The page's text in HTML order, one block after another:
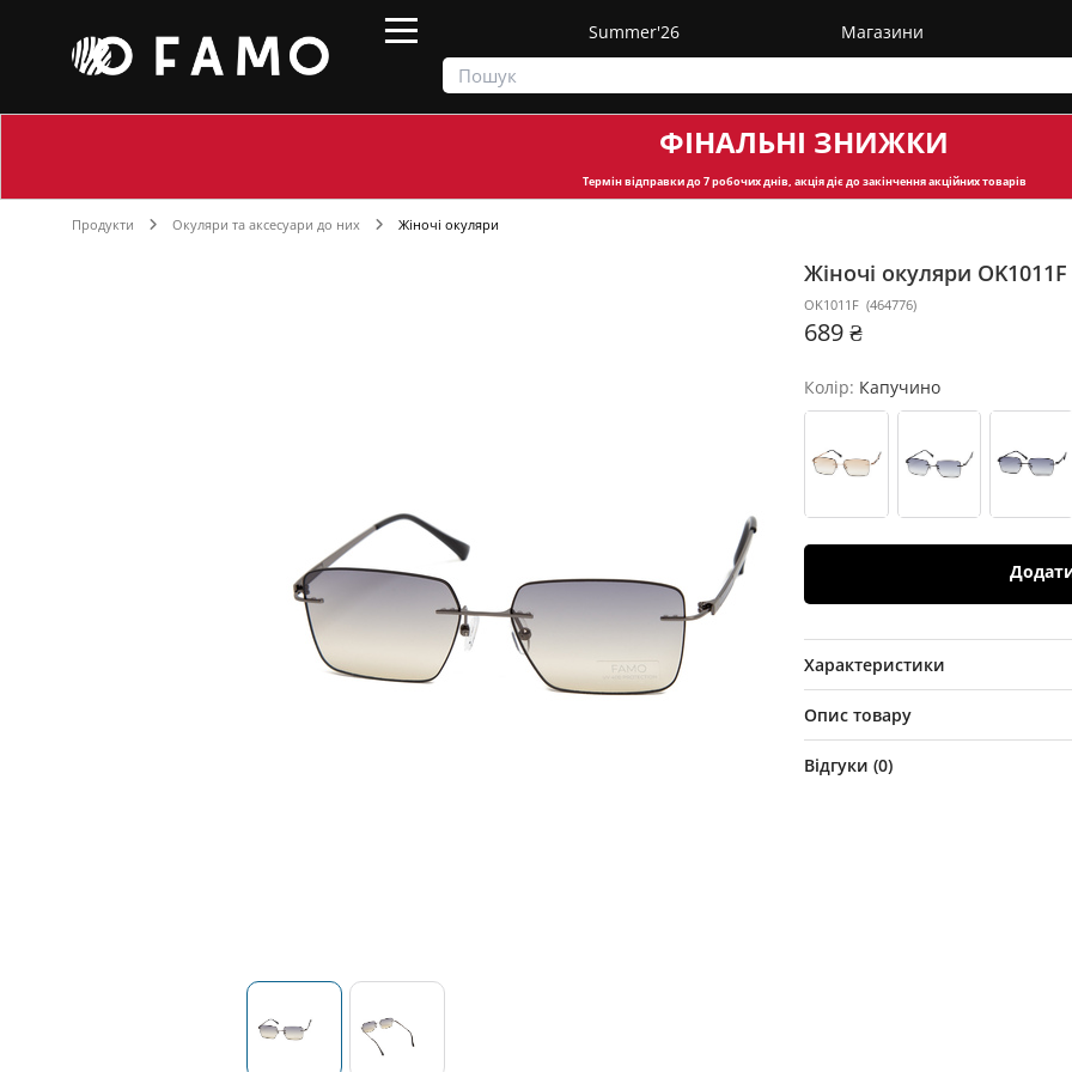
Summer'26 Магазини
ФІНАЛЬНІ ЗНИЖКИ
Термін відправкидо 7 робочих днів, акція діє до закінчення акційних товарів
Продукти Окуляри та аксесуари до них Жіночі окуляри
Жіночі окуляри OK1011F
OK1011F (464776)
689 ₴
Колір: Капучино
Характеристики
Опис товару
Відгуки (0)